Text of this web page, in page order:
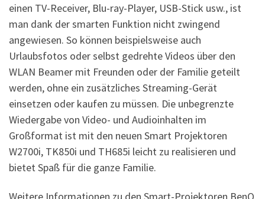
einen TV-Receiver, Blu-ray-Player, USB-Stick usw., ist
man dank der smarten Funktion nicht zwingend
angewiesen. So können beispielsweise auch
Urlaubsfotos oder selbst gedrehte Videos über den
WLAN Beamer mit Freunden oder der Familie geteilt
werden, ohne ein zusätzliches Streaming-Gerät
einsetzen oder kaufen zu müssen. Die unbegrenzte
Wiedergabe von Video- und Audioinhalten im
Großformat ist mit den neuen Smart Projektoren
W2700i, TK850i und TH685i leicht zu realisieren und
bietet Spaß für die ganze Familie.